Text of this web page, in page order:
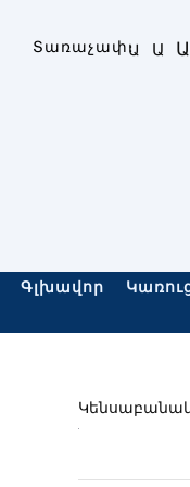
Տառաչափ։Ա Ա Ա
Գլխավոր